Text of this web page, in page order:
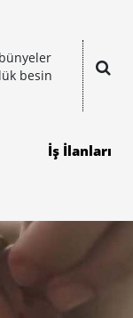
besin
İş İlanları